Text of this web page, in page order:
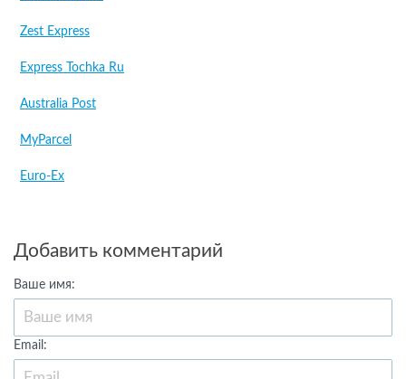
Zest Express
Express Tochka Ru
Australia Post
MyParcel
Euro-Ex
Добавить комментарий
Ваше имя:
Email: